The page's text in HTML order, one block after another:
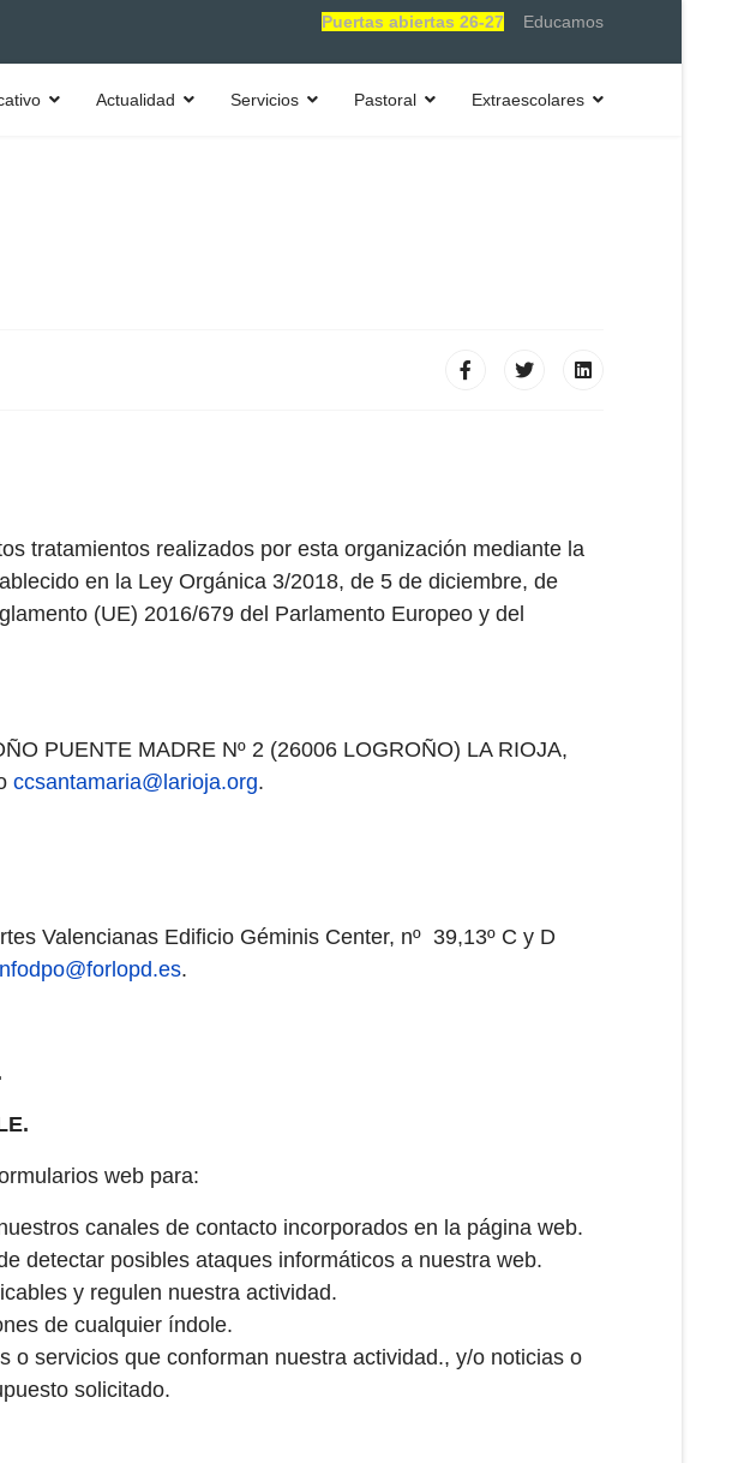
Puertas abiertas 26-27 Educamos
Actualidad Servicios Pastoral Extraescolares
tratamientos realizados por esta organización mediante la
en la Ley Orgánica 3/2018, de 5 de diciembre, de
(UE) 2016/679 del Parlamento Europeo y del
PUENTE MADRE Nº 2 (26006 LOGROÑO) LA RIOJA,
ccsantamaria@larioja.org.
Valencianas Edificio Géminis Center, nº 39,13º C y D
.
web para:
canales de contacto incorporados en la página web.
detectar posibles ataques informáticos a nuestra web.
y regulen nuestra actividad.
de cualquier índole.
servicios que conforman nuestra actividad., y/o noticias o
solicitado.